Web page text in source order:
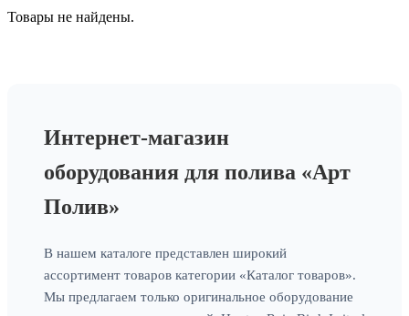
Товары не найдены.
Интернет-магазин
оборудования для полива «Арт
Полив»
В нашем каталоге представлен широкий
ассортимент товаров категории «Каталог товаров».
Мы предлагаем только оригинальное оборудование